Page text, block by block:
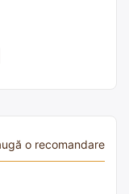
o recomandare